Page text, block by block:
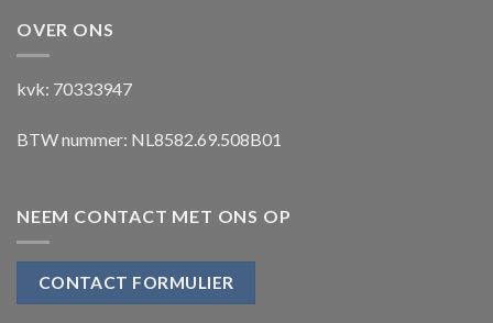
OVER ONS
kvk: 70333947
BTW nummer: NL8582.69.508B01
NEEM CONTACT MET ONS OP
CONTACT FORMULIER